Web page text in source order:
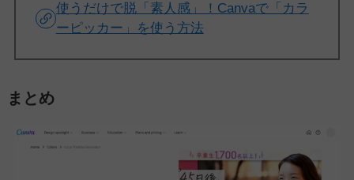
使うだけで脱「素人感」！Canvaで「カラ
ーピッカー」を使う方法
まとめ